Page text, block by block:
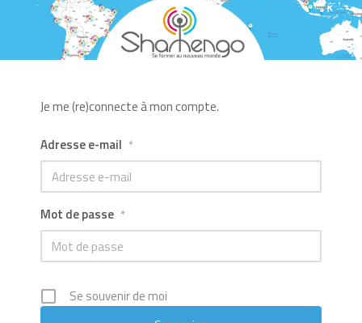
Je me (re)connecte à mon compte.
Adresse e-mail *
Mot de passe *
Se souvenir de moi